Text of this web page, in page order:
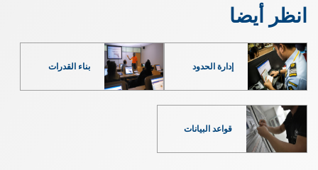
انظر أيضا
إدارة الحدود بناء القدرات
قواعد البيانات